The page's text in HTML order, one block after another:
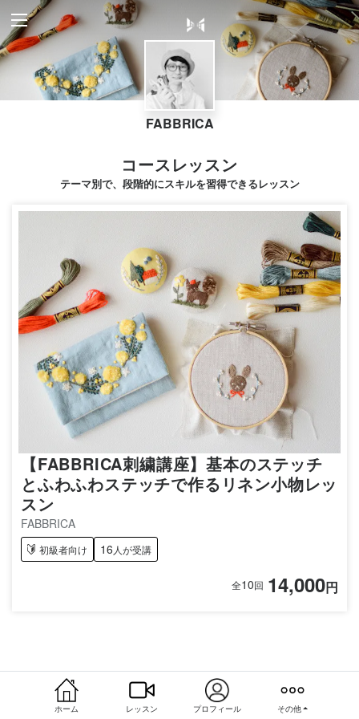
FABBRICA
コースレッスン
テーマ別で、段階的にスキルを習得できるレッスン
【FABBRICA刺繍講座】基本のステッチ
とふわふわステッチで作るリネン小物レッ
スン
FABBRICA
初級者向け 16 人が受講
全10回 14,000円
ホーム レッスン プロフィール その他